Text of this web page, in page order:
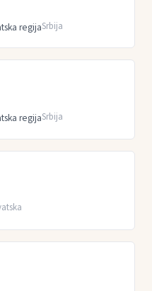
regijaSrbija
regijaSrbija